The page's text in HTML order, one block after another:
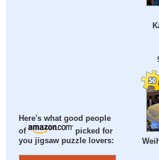
Here's what good people
of
picked for
you jigsaw puzzle lovers: